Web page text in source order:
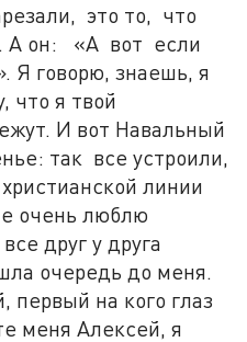
это то, что
А он: «А вот если
Я говорю, знаешь, я
что я твой
И вот Навальный
так все устроили,
линии
очень люблю
друг у друга
очередь до меня.
на кого глаз
меня Алексей, я